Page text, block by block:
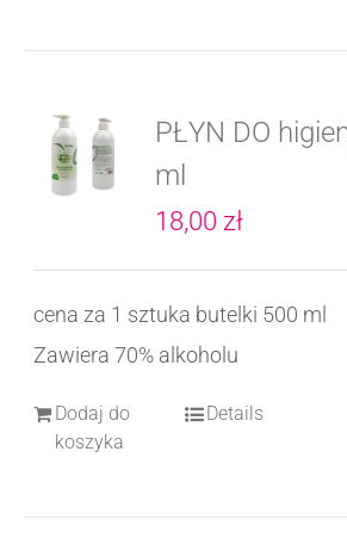
wariantów.
wybrać
na
stronie
produktu
PŁYN DO
ml
18,00 zł
cena za 1 sztuka butelki 500 ml
Zawiera 70% alkoholu
Dodaj do
koszyka
Details